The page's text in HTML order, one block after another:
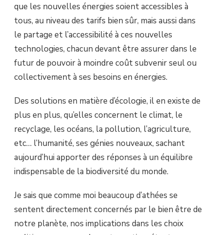
que les nouvelles énergies soient accessibles à
tous, au niveau des tarifs bien sûr, mais aussi dans
le partage et l’accessibilité à ces nouvelles
technologies, chacun devant être assurer dans le
futur de pouvoir à moindre coût subvenir seul ou
collectivement à ses besoins en énergies.
Des solutions en matière d’écologie, il en existe de
plus en plus, qu’elles concernent le climat, le
recyclage, les océans, la pollution, l’agriculture,
etc… l’humanité, ses génies nouveaux, sachant
aujourd’hui apporter des réponses à un équilibre
indispensable de la biodiversité du monde.
Je sais que comme moi beaucoup d’athées se
sentent directement concernés par le bien être de
notre planète, nos implications dans les choix